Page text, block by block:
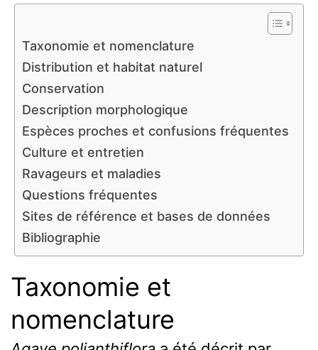
Taxonomie et nomenclature
Distribution et habitat naturel
Conservation
Description morphologique
Espèces proches et confusions fréquentes
Culture et entretien
Ravageurs et maladies
Questions fréquentes
Sites de référence et bases de données
Bibliographie
Taxonomie et
nomenclature